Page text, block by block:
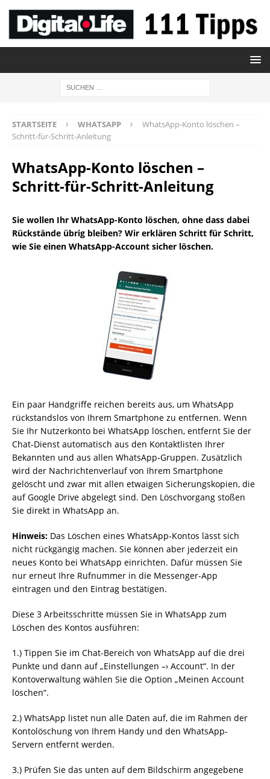
STARTSEITE WHATSAPP
WhatsApp-Konto löschen –
Schritt-für-Schritt-Anleitung
WhatsApp-Konto löschen –
Schritt-für-Schritt-Anleitung
Sie wollen Ihr WhatsApp-Konto löschen, ohne dass dabei
Rückstände übrig bleiben? Wir erklären Schritt für Schritt,
wie Sie einen WhatsApp-Account sicher löschen.
Ein paar Handgriffe reichen bereits aus, um WhatsApp
rückstandslos von Ihrem Smartphone zu entfernen. Wenn
Sie Ihr Nutzerkonto bei WhatsApp löschen, entfernt Sie der
Chat-Dienst automatisch aus den Kontaktlisten Ihrer
Bekannten und aus allen WhatsApp-Gruppen. Zusätzlich
wird der Nachrichtenverlauf von Ihrem Smartphone
gelöscht und zwar mit allen etwaigen Sicherungskopien, die
auf Google Drive abgelegt sind. Den Löschvorgang stoßen
Sie direkt in WhatsApp an.
Hinweis: Das Löschen eines WhatsApp-Kontos lässt sich
nicht rückgängig machen. Sie können aber jederzeit ein
neues Konto bei WhatsApp einrichten. Dafür müssen Sie
nur erneut Ihre Rufnummer in die Messenger-App
eintragen und den Eintrag bestätigen.
Diese 3 Arbeitsschritte müssen Sie in WhatsApp zum
Löschen des Kontos ausführen:
1.) Tippen Sie im Chat-Bereich von WhatsApp auf die drei
Punkte und dann auf „Einstellungen –› Account“. In der
Kontoverwaltung wählen Sie die Option „Meinen Account
löschen“.
2.) WhatsApp listet nun alle Daten auf, die im Rahmen der
Kontolöschung von Ihrem Handy und den WhatsApp-
Servern entfernt werden.
3.) Prüfen Sie das unten auf dem Bildschirm angegebene